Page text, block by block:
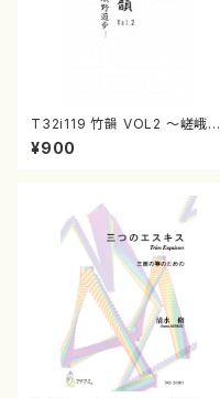
T32i119 竹韻 VOL2 ～嵯峨野
遊歩～（尺八/野村峰山/尺八/都
山式譜）都山流公刊楽譜曲番:5
¥900